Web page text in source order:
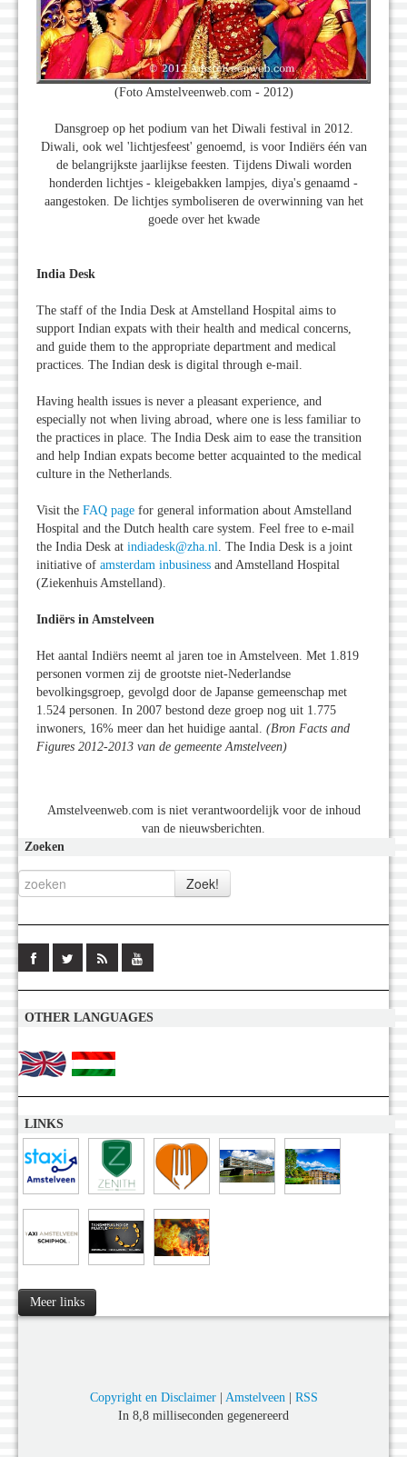
(Foto Amstelveenweb.com - 2012)
Dansgroep op het podium van het Diwali festival in 2012.
Diwali, ook wel 'lichtjesfeest' genoemd, is voor Indiërs één van
de belangrijkste jaarlijkse feesten. Tijdens Diwali worden
honderden lichtjes - kleigebakken lampjes, diya's genaamd -
aangestoken. De lichtjes symboliseren de overwinning van het
goede over het kwade
India Desk
The staff of the India Desk at Amstelland Hospital aims to
support Indian expats with their health and medical concerns,
and guide them to the appropriate department and medical
practices. The Indian desk is digital through e-mail.
Having health issues is never a pleasant experience, and
especially not when living abroad, where one is less familiar to
the practices in place. The India Desk aim to ease the transition
and help Indian expats become better acquainted to the medical
culture in the Netherlands.
Visit the FAQ page for general information about Amstelland
Hospital and the Dutch health care system. Feel free to e-mail
the India Desk at indiadesk@zha.nl. The India Desk is a joint
initiative of amsterdam inbusiness and Amstelland Hospital
(Ziekenhuis Amstelland).
Indiërs in Amstelveen
Het aantal Indiërs neemt al jaren toe in Amstelveen. Met 1.819
personen vormen zij de grootste niet-Nederlandse
bevolkingsgroep, gevolgd door de Japanse gemeenschap met
1.524 personen. In 2007 bestond deze groep nog uit 1.775
inwoners, 16% meer dan het huidige aantal. (Bron Facts and
Figures 2012-2013 van de gemeente Amstelveen)
Amstelveenweb.com is niet verantwoordelijk voor de inhoud
van de nieuwsberichten.
Zoeken
OTHER LANGUAGES
LINKS
Meer links
Copyright en Disclaimer| Amstelveen| RSS
In 8,8 milliseconden gegenereerd